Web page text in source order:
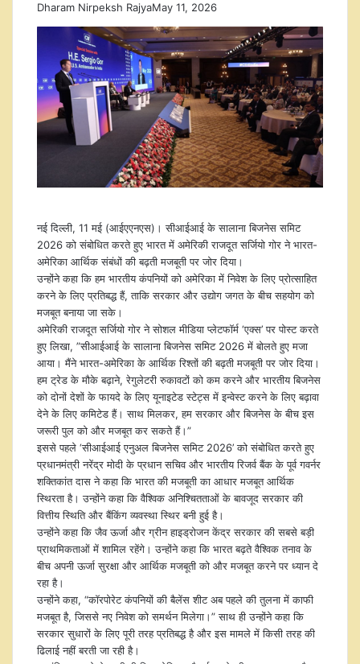
Dharam Nirpeksh RajyaMay 11, 2026
नई द‍िल्‍ली, 11 मई (आईएएनएस)। सीआईआई के सालाना बिजनेस समिट
2026 को संबोधित करते हुए भारत में अमेरिकी राजदूत सर्जियो गोर ने भारत-
अमेरिका आर्थिक संबंधों की बढ़ती मजबूती पर जोर दिया।
उन्होंने कहा कि हम भारतीय कंपनियों को अमेरिका में निवेश के लिए प्रोत्साहित
करने के लिए प्रतिबद्ध हैं, ताकि सरकार और उद्योग जगत के बीच सहयोग को
मजबूत बनाया जा सके।
अमेरिकी राजदूत सर्जियो गोर ने सोशल मीडिया प्‍लेटफॉर्म ‘एक्‍स’ पर पोस्‍ट करते
हुए ल‍िखा, ”सीआईआई के सालाना बिजनेस समिट 2026 में बोलते हुए मजा
आया। मैंने भारत-अमेर‍िका के आर्थिक रिश्तों की बढ़ती मजबूती पर जोर दिया।
हम ट्रेड के मौके बढ़ाने, रेगुलेटरी रुकावटों को कम करने और भारतीय बिजनेस
को दोनों देशों के फायदे के लिए यूनाइटेड स्टेट्स में इन्वेस्ट करने के लिए बढ़ावा
देने के लिए कमिटेड हैं। साथ मिलकर, हम सरकार और बिजनेस के बीच इस
जरूरी पुल को और मजबूत कर सकते हैं।”
इससे पहले ‘सीआईआई एनुअल बिजनेस समिट 2026’ को संबोध‍ित करते हुए
प्रधानमंत्री नरेंद्र मोदी के प्रधान सचिव और भारतीय रिजर्व बैंक के पूर्व गवर्नर
शक्तिकांत दास ने कहा कि भारत की मजबूती का आधार मजबूत आर्थिक
स्थिरता है। उन्होंने कहा कि वैश्विक अनिश्चितताओं के बावजूद सरकार की
वित्तीय स्थिति और बैंकिंग व्यवस्था स्थिर बनी हुई है।
उन्‍होंने कहा कि जैव ऊर्जा और ग्रीन हाइड्रोजन केंद्र सरकार की सबसे बड़ी
प्राथमिकताओं में शामिल रहेंगे। उन्होंने कहा कि भारत बढ़ते वैश्विक तनाव के
बीच अपनी ऊर्जा सुरक्षा और आर्थिक मजबूती को और मजबूत करने पर ध्यान दे
रहा है।
उन्होंने कहा, “कॉरपोरेट कंपनियों की बैलेंस शीट अब पहले की तुलना में काफी
मजबूत है, जिससे नए निवेश को समर्थन मिलेगा।” साथ ही उन्होंने कहा कि
सरकार सुधारों के लिए पूरी तरह प्रतिबद्ध है और इस मामले में किसी तरह की
ढिलाई नहीं बरती जा रही है।